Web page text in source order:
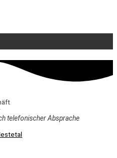
telefonischer Absprache